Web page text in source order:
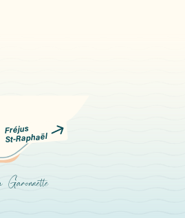
Garonnette
Fréjus
St-Raphaël